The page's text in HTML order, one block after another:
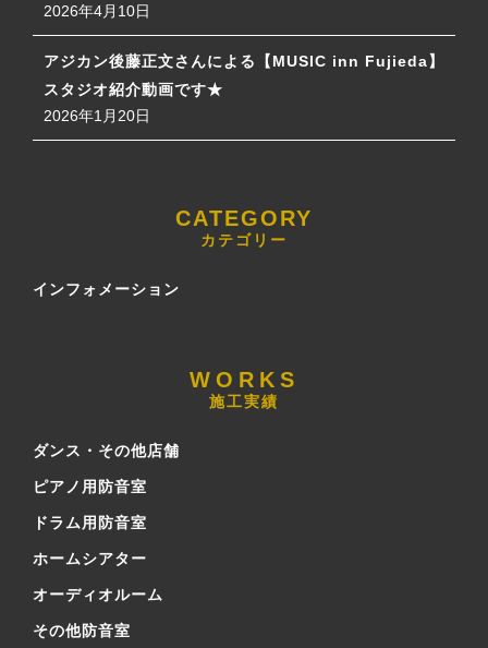
2026年4月10日
アジカン後藤正文さんによる【MUSIC inn Fujieda】
スタジオ紹介動画です★
2026年1月20日
カテゴリー
インフォメーション
施工実績
ダンス・その他店舗
ピアノ用防音室
ドラム用防音室
ホームシアター
オーディオルーム
その他防音室